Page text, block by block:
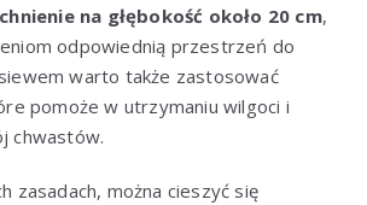
na głębokość około 20 cm,
odpowiednią przestrzeń do
warto także zastosować
pomoże w utrzymaniu wilgoci i
chwastów.
zasadach, można cieszyć się